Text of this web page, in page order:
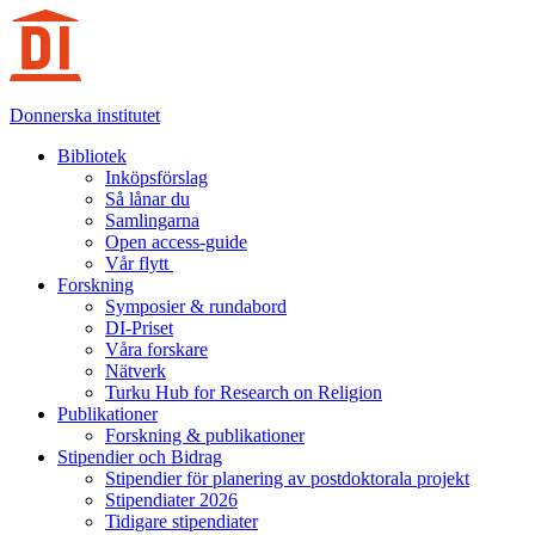
Hoppa
innehåll
Donnerska institutet
Bibliotek
Inköpsförslag
Så lånar du
Samlingarna
Open access-guide
Vår flytt
Forskning
Symposier & rundabord
DI-Priset
Våra forskare
Nätverk
Turku Hub for Research on Religion
Publikationer
Forskning & publikationer
Stipendier och Bidrag
Stipendier för planering av postdoktorala projekt
Stipendiater 2026
Tidigare stipendiater